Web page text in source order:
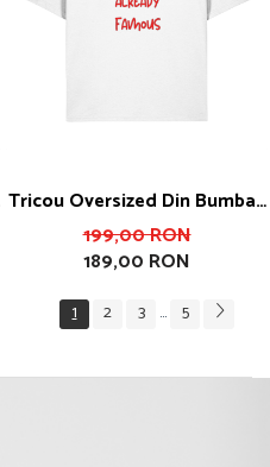
Tricou Oversized Din Bumbac
Organic Famous
199,00 RON
189,00 RON
1 2 3 ... 5